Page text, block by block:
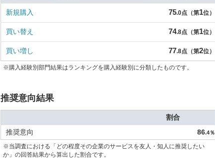
新規購入 75.0点（第1位）
買い替え 74.8点（第1位）
買い増し 77.8点（第2位）
※購入経験別部門結果はランキングを購入経験別に分類したものです。
推奨意向結果
割合
推奨意向
86.4％
※当調査における「どの程度その企業のサービスを友人・知人に推奨したい
か」の回答結果から算出した割合です。